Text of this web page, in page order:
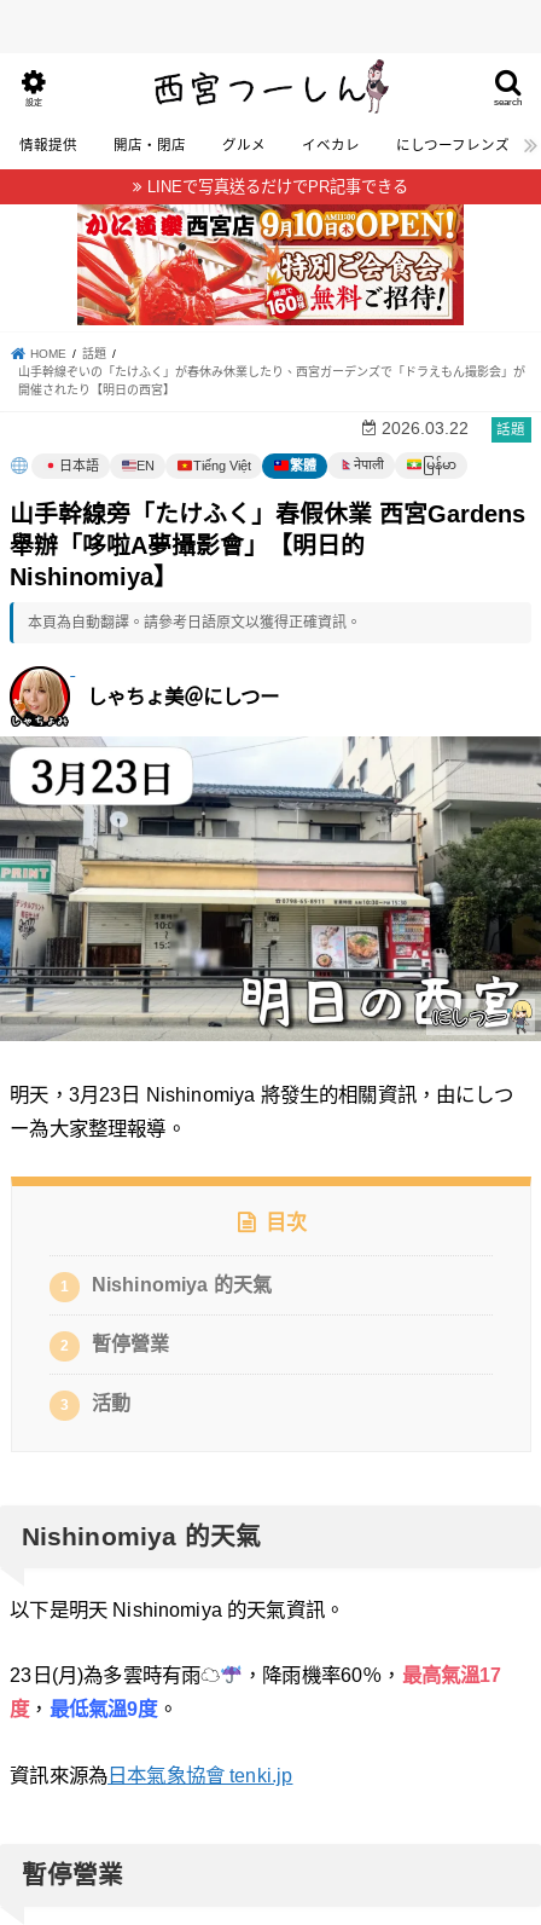
search
設定
情報提供 開店・閉店 グルメ イベカレ にしつーフレンズ
LINEで写真送るだけでPR記事できる
HOME
話題
山手幹線ぞいの「たけふく」が春休み休業したり、西宮ガーデンズで「ドラえもん撮影会」が
開催されたり【明日の西宮】
話題
2026.03.22
日本語 EN Tiếng Việt 繁體 नेपाली မြန်မာ
山手幹線旁「たけふく」春假休業 西宮Gardens
舉辦「哆啦A夢攝影會」【明日的
Nishinomiya】
本頁為自動翻譯。請參考日語原文以獲得正確資訊。
しゃちょ美＠にしつー
明天，3月23日 Nishinomiya 將發生的相關資訊，由にしつ
ー為大家整理報導。
目次
1 Nishinomiya 的天氣
2 暫停營業
3 活動
Nishinomiya 的天氣
以下是明天 Nishinomiya 的天氣資訊。
23日(月)為多雲時有雨☁ ，降雨機率60％， 最高氣溫17
度， 最低氣溫9度。
資訊來源為 日本氣象協會 tenki.jp
暫停營業